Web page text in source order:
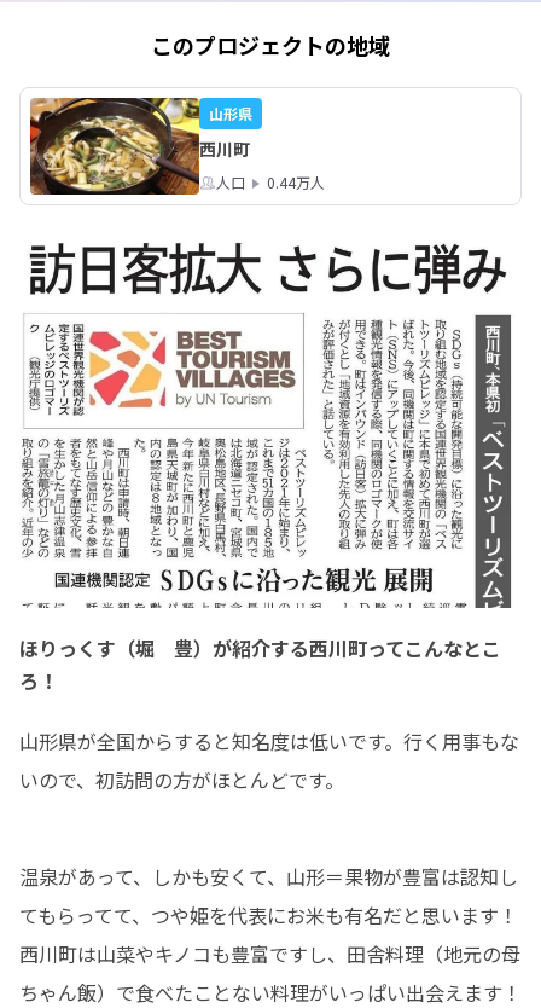
温泉は、安くて身体にめちゃめちゃい
いんです。
とにかく、地方の5000人以下の町なの
に、全国で話題
働くだけでなく、挑戦する人ウェルカ
ける環境あり
このプロジェクトの地域
山形県
西川町
人口 0.44万人
ほりっくす（堀 豊）が紹介する西川町ってこんなとこ
ろ！
山形県が全国からすると知名度は低いです。行く用事もな
いので、初訪問の方がほとんどです。
温泉があって、しかも安くて、山形＝果物が豊富は認知し
てもらってて、つや姫を代表にお米も有名だと思います！
西川町は山菜やキノコも豊富ですし、田舎料理（地元の母
ちゃん飯）で食べたことない料理がいっぱい出会えます！